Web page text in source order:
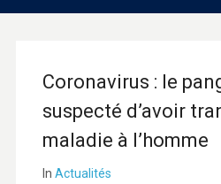
Coronavirus : le
suspecté d’avoir
maladie à l’homme
In Actualités